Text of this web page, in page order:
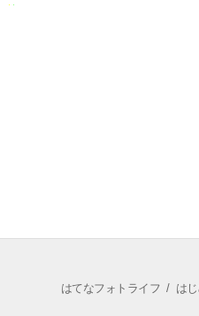
はてなフォトライフ / は